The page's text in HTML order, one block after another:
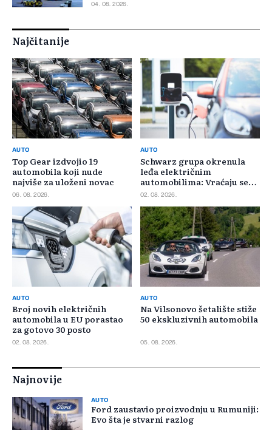
04. 08. 2026.
Najčitanije
AUTO
Top Gear izdvojio 19
automobila koji nude
najviše za uloženi novac
06. 08. 2026.
AUTO
Schwarz grupa okrenula
leđa električnim
automobilima: Vraćaju se
benzincima i dizelašima
02. 08. 2026.
AUTO
Broj novih električnih
automobila u EU porastao
za gotovo 30 posto
02. 08. 2026.
AUTO
Na Vilsonovo šetalište stiže
50 ekskluzivnih automobila
05. 08. 2026.
Najnovije
AUTO
Ford zaustavio proizvodnju u Rumuniji:
Evo šta je stvarni razlog